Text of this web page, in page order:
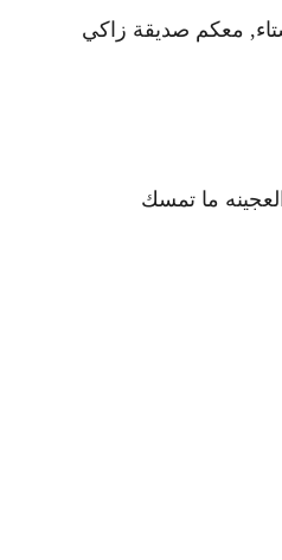
معكم صديقة زاكي
ما تمسك